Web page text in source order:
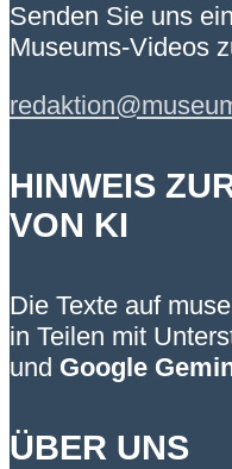
Senden Sie uns
Museums-Videos
HINWEIS
VON KI
Die Texte auf
in Teilen mit
und Google
ÜBER UNS